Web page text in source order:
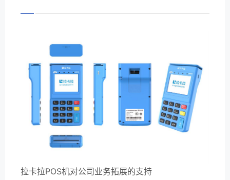
拉卡拉POS机对公司业务拓展的支持